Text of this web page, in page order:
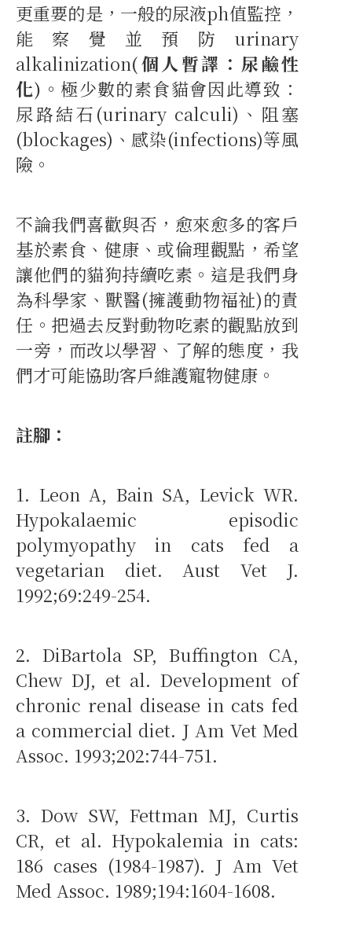
更重要的是，一般的尿液ph值監控，
能察覺並預防urinary
alkalinization(個人暫譯：尿鹼性
化) 。極少數的素食貓會因此導致：
尿路結石(urinary calculi)、阻塞
(blockages)、感染(infections)等風
險。
不論我們喜歡與否，愈來愈多的客戶
基於素食、健康、或倫理觀點，希望
讓他們的貓狗持續吃素。這是我們身
為科學家、獸醫(擁護動物福祉)的責
任。把過去反對動物吃素的觀點放到
一旁，而改以學習、了解的態度，我
們才可能協助客戶維護寵物健康。
註腳：
1. Leon A, Bain SA, Levick WR.
Hypokalaemic episodic
polymyopathy in cats fed a
vegetarian diet. Aust Vet J.
1992;69:249-254.
2. DiBartola SP, Buffington CA,
Chew DJ, et al. Development of
chronic renal disease in cats fed
a commercial diet. J Am Vet Med
Assoc. 1993;202:744-751.
3. Dow SW, Fettman MJ, Curtis
CR, et al. Hypokalemia in cats:
186 cases (1984-1987). J Am Vet
Med Assoc. 1989;194:1604-1608.